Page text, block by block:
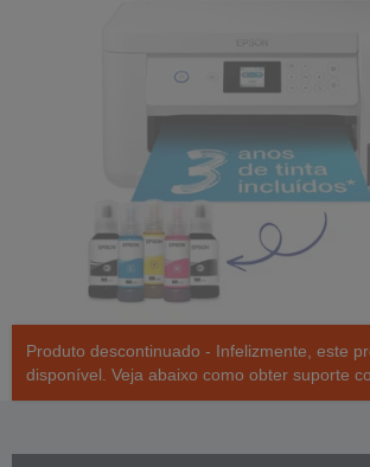
Produto descontinuado - Infelizmente, este
disponível. Veja abaixo como obter suporte